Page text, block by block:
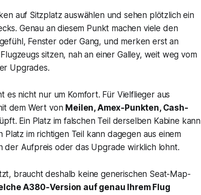
auf Sitzplatz auswählen und sehen plötzlich ein
Genau an diesem Punkt machen viele den
Fenster oder Gang, und merken erst an
sitzen, nah an einer Galley, weit weg vom
Upgrades.
es nicht nur um Komfort. Für Vielflieger aus
dem Wert von Meilen, Amex-Punkten, Cash-
Ein Platz im falschen Teil derselben Kabine kann
im richtigen Teil kann dagegen aus einem
der Aufpreis oder das Upgrade wirklich lohnt.
braucht deshalb keine generischen Seat-Map-
A380-Version auf genau Ihrem Flug